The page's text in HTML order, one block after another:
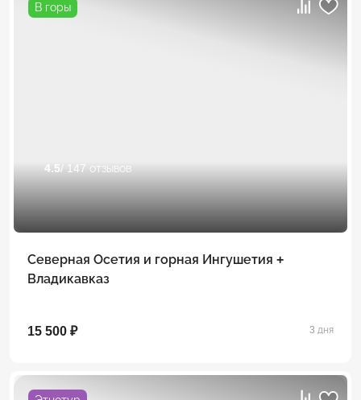
В горы
4.5/ 147 отзывов
Северная Осетия и горная Ингушетия +
Владикавказ
15 500 ₽ 3 дня